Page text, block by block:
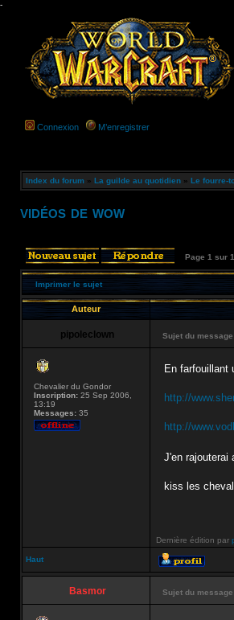
-
Connexion M’enregistrer
Index du forum » La guilde au quotidien » Le fourre-
vidéos de wow
Page 1 sur 1
Imprimer le sujet
Auteur
pipoleclown Sujet du
Chevalier du Gondor
Inscription: 25 Sep 2006,
13:19
Messages: 35
En farfouillant
http://
http://
J'en rajouterai
kiss les
Dernière édition par
Haut
Basmor Sujet du message: